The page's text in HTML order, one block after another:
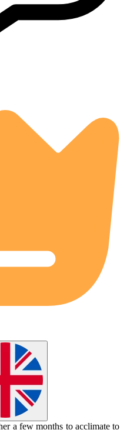
a few months to acclimate to